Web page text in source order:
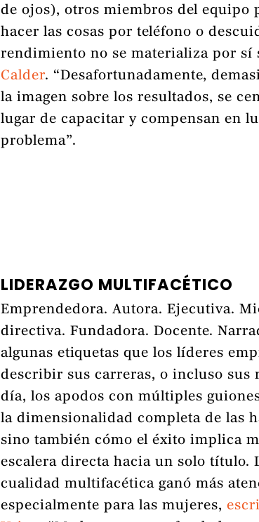
de ojos), otros miembros del equipo
hacer las cosas por teléfono o
rendimiento no se materializa por sí
Calder. “Desafortunadamente,
la imagen sobre los resultados, se
lugar de capacitar y compensan en
problema”.
LIDERAZGO MULTIFACÉTICO
Emprendedora. Autora. Ejecutiva.
directiva. Fundadora. Docente.
algunas etiquetas que los líderes
describir sus carreras, o incluso sus
día, los apodos con múltiples
la dimensionalidad completa de las
sino también cómo el éxito implica
escalera directa hacia un solo título.
cualidad multifacética ganó más
especialmente para las mujeres,